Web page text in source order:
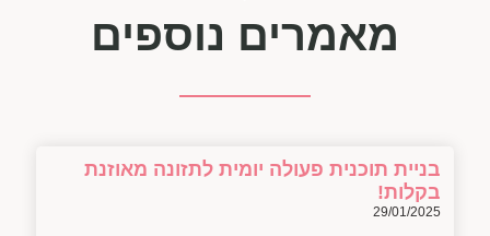
מאמרים נוספים
בניית תוכנית פעולה יומית לתזונה מאוזנת
בקלות!
29/01/2025